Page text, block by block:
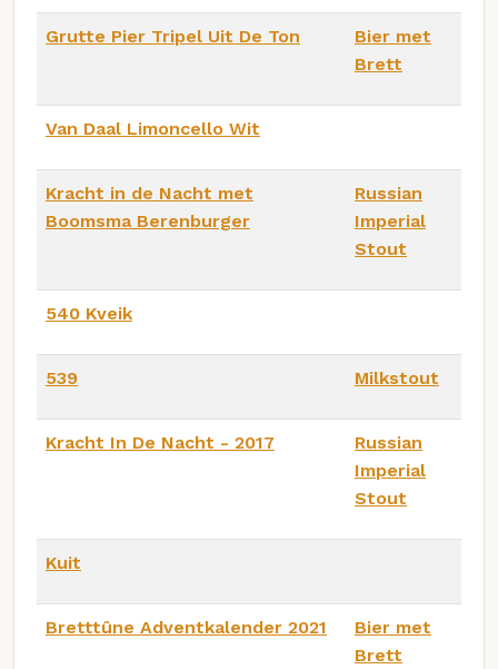
Grutte Pier Tripel Uit De Ton
Bier met
Brett
Van Daal Limoncello Wit
Kracht in de Nacht met
Boomsma Berenburger
Russian
Imperial
Stout
540 Kveik
539 Milkstout
Kracht In De Nacht - 2017
Russian
Imperial
Stout
Kuit
Bretttûne Adventkalender 2021
Bier met
Brett